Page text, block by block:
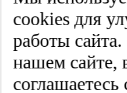
косметологии
Потекаева.
направо:
РНИМУ им. Н.И.
Минздрава
cооkies для
работы
нашем сайте,